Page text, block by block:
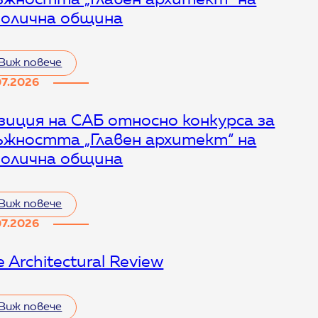
община
повече
на САБ относно конкурса за
„Главен архитект“ на
община
Виж повече
Architectural Review
Виж повече